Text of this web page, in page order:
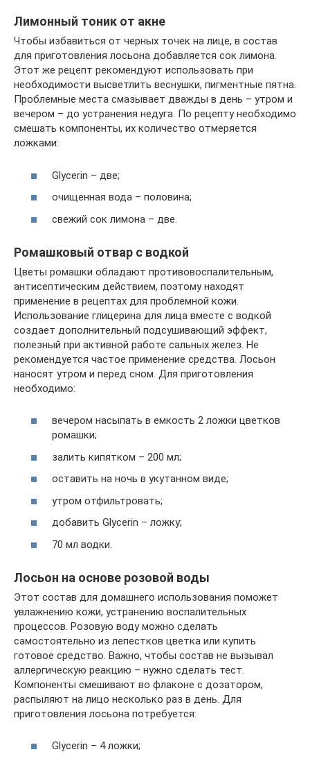
Лимонный тоник от акне
Чтобы избавиться от черных точек на лице, в состав
для приготовления лосьона добавляется сок лимона.
Этот же рецепт рекомендуют использовать при
необходимости высветлить веснушки, пигментные пятна.
Проблемные места смазывает дважды в день – утром и
вечером – до устранения недуга. По рецепту необходимо
смешать компоненты, их количество отмеряется
ложками:
Glycerin – две;
очищенная вода – половина;
свежий сок лимона – две.
Ромашковый отвар с водкой
Цветы ромашки обладают противовоспалительным,
антисептическим действием, поэтому находят
применение в рецептах для проблемной кожи.
Использование глицерина для лица вместе с водкой
создает дополнительный подсушивающий эффект,
полезный при активной работе сальных желез. Не
рекомендуется частое применение средства. Лосьон
наносят утром и перед сном. Для приготовления
необходимо:
вечером насыпать в емкость 2 ложки цветков
ромашки;
залить кипятком – 200 мл;
оставить на ночь в укутанном виде;
утром отфильтровать;
добавить Glycerin – ложку;
70 мл водки.
Лосьон на основе розовой воды
Этот состав для домашнего использования поможет
увлажнению кожи, устранению воспалительных
процессов. Розовую воду можно сделать
самостоятельно из лепестков цветка или купить
готовое средство. Важно, чтобы состав не вызывал
аллергическую реакцию – нужно сделать тест.
Компоненты смешивают во флаконе с дозатором,
распыляют на лицо несколько раз в день. Для
приготовления лосьона потребуется:
Glycerin – 4 ложки;